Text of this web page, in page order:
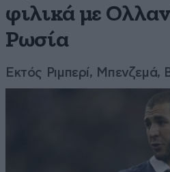
φιλικά με
Ρωσία
Εκτός Ριμπερί, Μπενζεμά,